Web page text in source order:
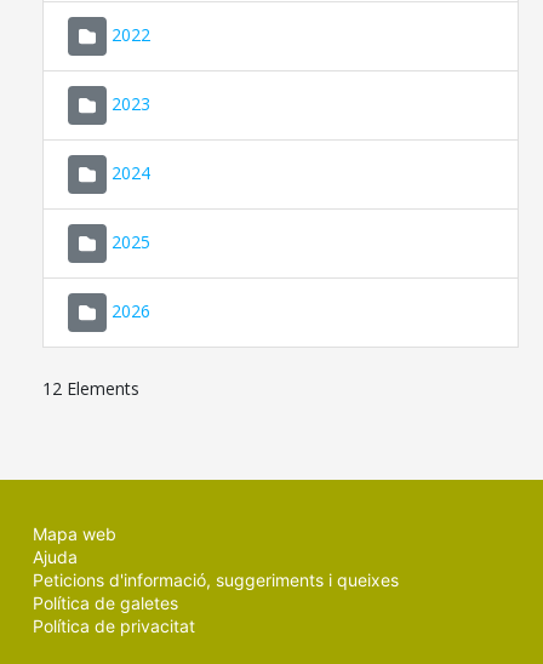
2022
2023
2024
2025
2026
12 Elements
Mapa web
Ajuda
Peticions d'informació, suggeriments i queixes
Política de galetes
Política de privacitat